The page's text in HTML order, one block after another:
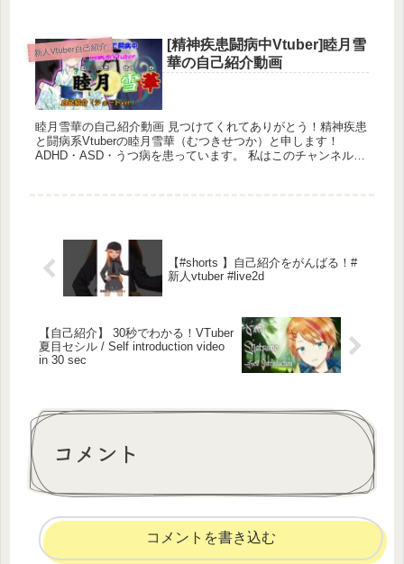
新人Vtuber自己紹介
[精神疾患闘病中Vtuber]睦月雪
華の自己紹介動画
睦月雪華の自己紹介動画 見つけてくれてありがとう！精神疾患
と闘病系Vtuberの睦月雪華（むつきせつか）と申します！
ADHD・ASD・うつ病を患っています。 私はこのチャンネル
【#shorts 】自己紹介をがんばる！#
新人vtuber #live2d
【自己紹介】 30秒でわかる！VTuber
夏目セシル / Self introduction video
in 30 sec
コメント
コメントを書き込む